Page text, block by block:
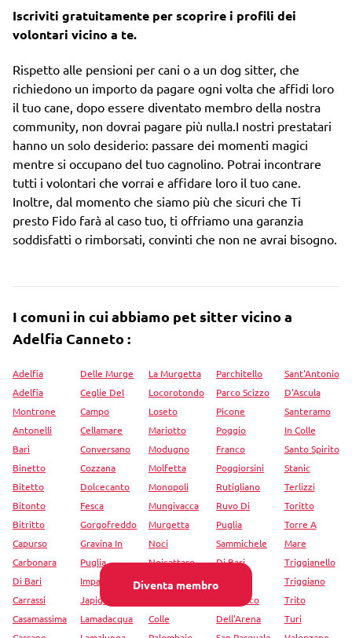
Diventa membro
Iscriviti gratuitamente per scoprire i profili dei
volontari vicino a te.
Rispetto alle pensioni per cani o a un dog sitter, che
richiedono un importo da pagare ogni volta che affidi loro
il tuo cane, dopo essere diventato membro della nostra
community, non dovrai pagare più nulla.I nostri prestatari
hanno un solo desiderio: passare dei momenti magici
mentre si occupano del tuo cagnolino. Potrai incontrare
tutti i volontari che vorrai e affidare loro il tuo cane.
Inoltre, dal momento che siamo più che sicuri che Ti
presto Fido farà al caso tuo, ti offriamo una garanzia
soddisfatti o rimborsati, convinti che non ne avrai bisogno.
I comuni in cui abbiamo pet sitter vicino a
Adelfia Canneto :
Adelfia
Adelfia
Montrone
Antonelli
Bari
Binetto
Bitetto
Bitonto
Bitritto
Capurso
Carbonara
Di Bari
Carrassi
Casamassima
Delle Murge
Ceglie Del
Campo
Cellamare
Conversano
Cozzana
Dolcecanto
Fesca
Gorgofreddo
Gravina In
Puglia
Impalata
Japigia
Lamadacqua
La Murgetta
Locorotondo
Loseto
Mariotto
Modugno
Molfetta
Monopoli
Mungivacca
Murgetta
Noci
Noicattaro
Palese
Colle
Parchitello
Parco Scizzo
Picone
Poggio
Franco
Poggiorsini
Rutigliano
Ruvo Di
Puglia
Sammichele
Di Bari
Francesco
Dell'Arena
Sant'Antonio
D'Ascula
Santeramo
In Colle
Santo Spirito
Stanic
Terlizzi
Toritto
Torre A
Mare
Triggianello
Triggiano
Trito
Turi